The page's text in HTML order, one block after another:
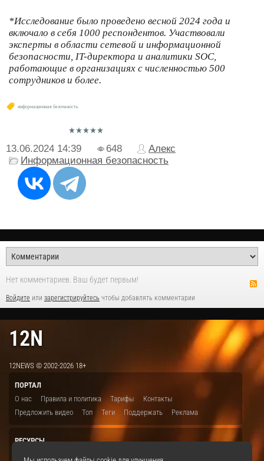
*Исследование было проведено весной 2024 года и
включало в себя 1000 респондентов. Участвовали
эксперты в области сетевой и информационной
безопасности, IT-директора и аналитики SOC,
работающие в организациях с численностью 500
сотрудников и более.
информационная безопаность
13.06.2024 14:39 648
Алекс
Информационная безопасность
Нет комментариев. Ваш будет первым!
Войдите или зарегистрируйтесь чтобы добавлять комментарии
12N
12NEWS © 2002-2026 18+
ПОРТАЛ
О нас
Правила и политика Тарифы
Контакты
Предложить видео
Топ Теги Поддержать Реклама
РЕСУРСЫ